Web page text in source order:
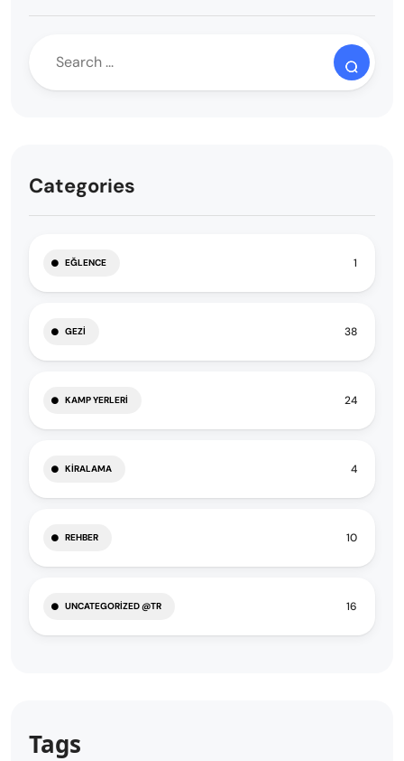
Categories
EĞLENCE 1
GEZI 38
KAMP YERLERI 24
KIRALAMA 4
REHBER 10
UNCATEGORIZED @TR 16
Tags